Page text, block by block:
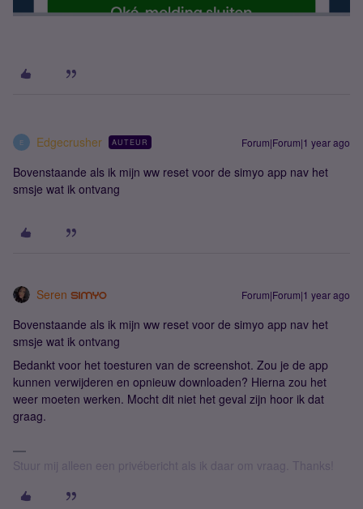
E Edgecrusher AUTEUR Forum|Forum|1 year ago
Bovenstaande als ik mijn ww reset voor de simyo app nav het
smsje wat ik ontvang
Seren Forum|Forum|1 year ago
Bovenstaande als ik mijn ww reset voor de simyo app nav het
smsje wat ik ontvang
Bedankt voor het toesturen van de screenshot. Zou je de app
kunnen verwijderen en opnieuw downloaden? Hierna zou het
weer moeten werken. Mocht dit niet het geval zijn hoor ik dat
graag.
Stuur mij alleen een privébericht als ik daar om vraag. Thanks!